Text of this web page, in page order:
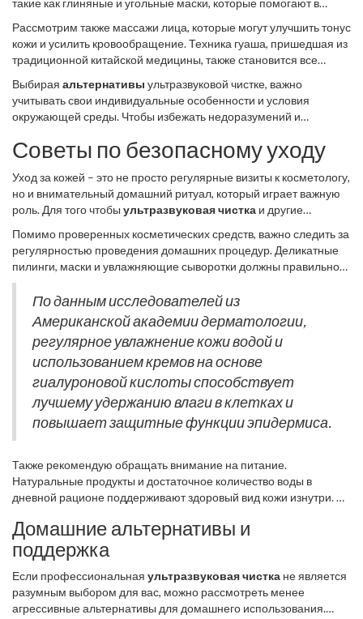
загрязнений и макияжа.
такие как глиняные и угольные маски, которые помогают в
и чайное дерево, поддерживают баланс и здоровье кожи.
Рассмотрим также массажи лица, которые могут улучшить тонус
кожи и усилить кровообращение. Техника гуаша, пришедшая из
традиционной китайской медицины, также становится все
напряжения и снижает отечность лица.
Выбирая альтернативы ультразвуковой чистке, важно
учитывать свои индивидуальные особенности и условия
окружающей среды. Чтобы избежать недоразумений и
предварительная консультация с квалифицированным
Советы по безопасному уходу
Уход за кожей – это не просто регулярные визиты к косметологу,
но и внимательный домашний ритуал, который играет важную
роль. Для того чтобы ультразвуковая чистка и другие
некоторые правила. Например, начните с выбора правильных
средств по уходу. Косметические продукты должны
соответствовать вашему типу кожи и текущим её потребностям.
агрессивные химические вещества, если ваша кожа
чувствительна.
Помимо проверенных косметических средств, важно следить за
регулярностью проведения домашних процедур. Деликатные
пилинги, маски и увлажняющие сыворотки должны правильно
чередоваться с днями отдыха, чтобы кожа имела возможность
восстановиться. Особое внимание следует уделить
увлажнению, особенно в осенне-зимний период, когда воздух
более сухой. Избегайте пересушивания кожи, это может
спровоцировать преждевременное старение и ухудшение
общего состояния кожи.
По данным исследователей из
Американской академии дерматологии,
регулярное увлажнение кожи водой и
использованием кремов на основе
гиалуроновой кислоты способствует
лучшему удержанию влаги в клетках и
повышает защитные функции эпидермиса.
Также рекомендую обращать внимание на питание.
Натуральные продукты и достаточное количество воды в
дневной рационе поддерживают здоровый вид кожи изнутри. Не
сне, которые помогут справиться со стрессом – главным врагом
красивой кожи. Комбинация этих подходов сделает вашу кожу
не только здоровой, но и сияющей. Наконец, самоконтроль в
уходе за кожей – это залог её здоровья. Прекратите
использование продукта сразу, если вы заметили раздражение
или дискомфорт.
Домашние альтернативы и
поддержка
Если профессиональная ультразвуковая чистка не является
разумным выбором для вас, можно рассмотреть менее
агрессивные альтернативы для домашнего использования.